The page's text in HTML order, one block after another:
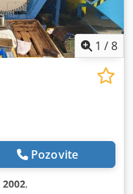
1 /8
Pozovite
2002,